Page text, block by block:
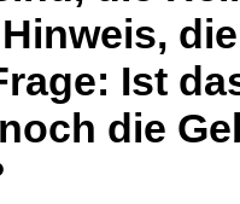
Ist
die